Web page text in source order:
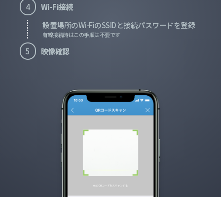
4
Wi-Fi接続
設置場所のWi-FiのSSIDと接続パスワードを登録
有線接続時はこの手順は不要です
5 映像確認